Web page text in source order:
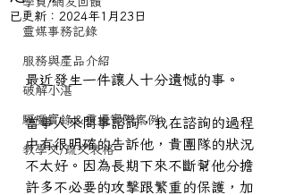
靈媒事務記錄
服務與產品介紹
破解小湛
驅魔實錄＆靈擾實際案例
教學文/疏文表格
已更新： 2024年1月23日
最近發生一件讓人十分遺憾的事。
當事人來問事諮詢，我在諮詢的過程
中有很明確的告訴他，貴團隊的狀況
不太好。因為長期下來不斷幫他分擔
許多不必要的攻擊跟繁重的保護，加